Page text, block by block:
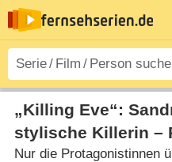
„Killing Eve“:
stylische Killerin –
Nur die Protagonistinnen